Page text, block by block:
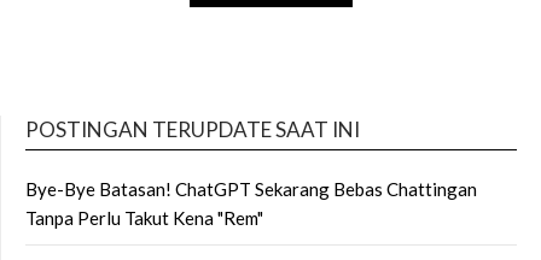
POSTINGAN TERUPDATE SAAT INI
Bye-Bye Batasan! ChatGPT Sekarang Bebas Chattingan
Tanpa Perlu Takut Kena "Rem"